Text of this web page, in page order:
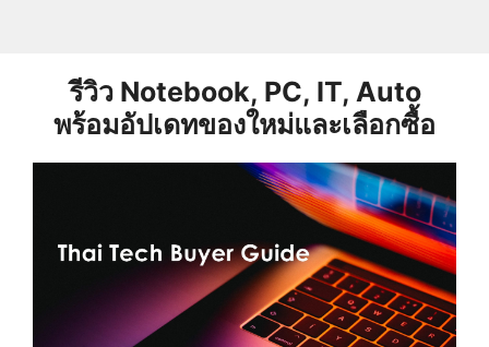
รีวิว Notebook, PC, IT, Auto
พร้อมอัปเดทของใหม่และเลือกซื้อ